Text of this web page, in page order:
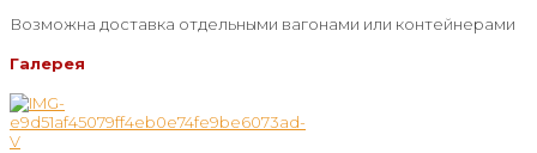
Возможна доставка отдельными вагонами или контейнерами
Галерея